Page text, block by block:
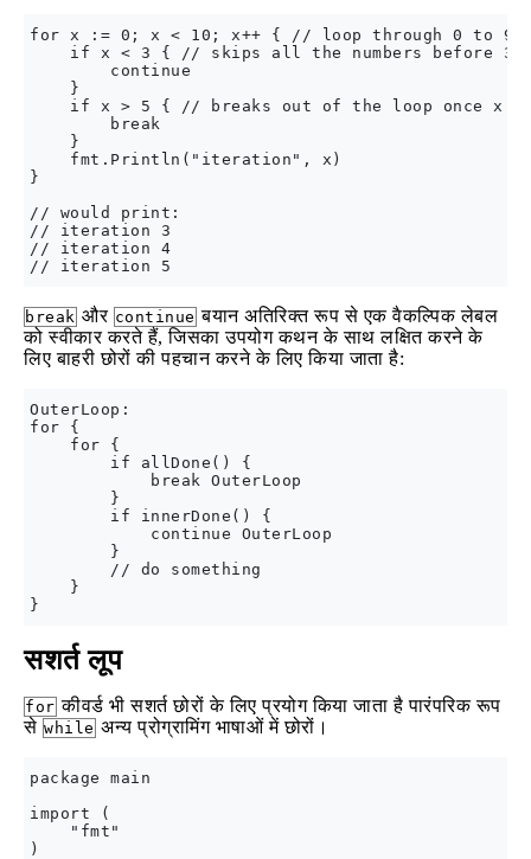
for x := 0; x < 10; x++ { // loop through 0 to 9
    if x < 3 { // skips all the numbers before 3
        continue
    }
if x > 5 { // breaks out of the loop once x
        break
    }
    fmt.Println("iteration", x)
}
// would print:
// iteration 3
// iteration 4
break और continue बयान अतिरिक्त रूप से एक वैकल्पिक लेबल
को स्वीकार करते हैं, जिसका उपयोग कथन के साथ लक्षित करने के
लिए बाहरी छोरों की पहचान करने के लिए किया जाता है:
OuterLoop:
for {
    for {
        if allDone() {
            break OuterLoop
        }
        if innerDone() {
            continue OuterLoop
        }
        // do something
    }
सशर्त लूप
for कीवर्ड भी सशर्त छोरों के लिए प्रयोग किया जाता है पारंपरिक रूप
से while अन्य प्रोग्रामिंग भाषाओं में छोरों।
package main
import (
    "fmt"
)